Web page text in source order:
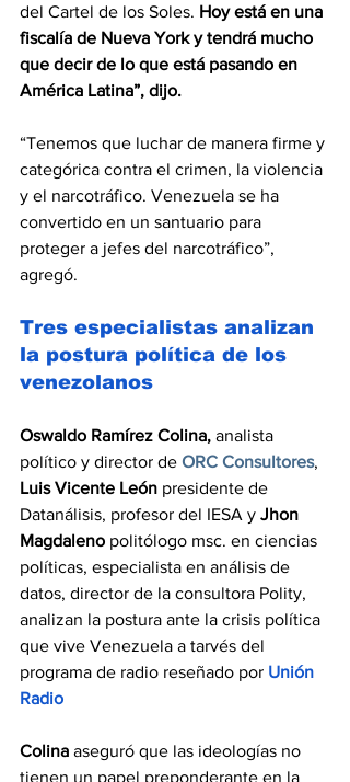
del Cartel de los Soles. Hoy está en una
fiscalía de Nueva York y tendrá mucho
que decir de lo que está pasando en
América Latina”, dijo.
“Tenemos que luchar de manera firme y
categórica contra el crimen, la violencia
y el narcotráfico. Venezuela se ha
convertido en un santuario para
proteger a jefes del narcotráfico”,
agregó.
Tres especialistas analizan
la postura política de los
venezolanos
Oswaldo Ramírez Colina, analista
político y director de ORC Consultores,
Luis Vicente León presidente de
Datanálisis, profesor del IESA y Jhon
Magdaleno politólogo msc. en ciencias
políticas, especialista en análisis de
datos, director de la consultora Polity,
analizan la postura ante la crisis política
que vive Venezuela a tarvés del
programa de radio reseñado por Unión
Radio
Colina aseguró que las ideologías no
tienen un papel preponderante en la